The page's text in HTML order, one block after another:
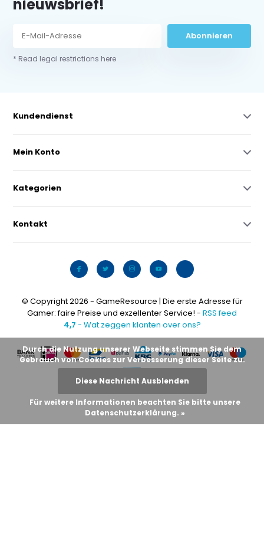
nieuwsbrief!
Abonnieren
* Read legal restrictions here
Kundendienst
Mein Konto
Kategorien
Kontakt
© Copyright 2026 - GameResource | Die erste Adresse für
Gamer: faire Preise und exzellenter Service! - RSS feed
4,7 - Wat zeggen klanten over ons?
Durch die Nutzung unserer Webseite stimmen Sie dem
Gebrauch von Cookies zur Verbesserung dieser Seite zu.
Diese Nachricht Ausblenden
Für weitere Informationen beachten Sie bitte unsere
Datenschutzerklärung. »